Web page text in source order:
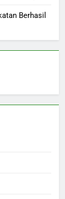
Berhasil